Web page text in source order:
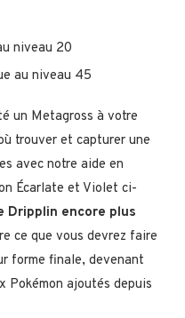
niveau 20
au niveau 45
un Metagross à votre
trouver et capturer une
avec notre aide en
Écarlate et Violet ci-
Dripplin encore plus
ce que vous devrez faire
forme finale, devenant
Pokémon ajoutés depuis